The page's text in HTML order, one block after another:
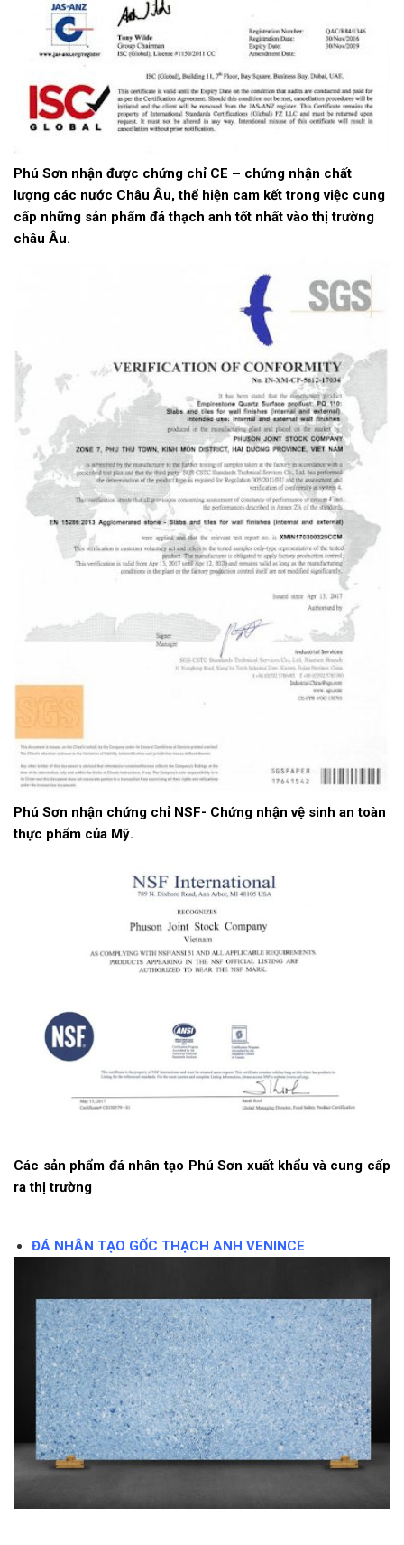
Phú Sơn nhận được chứng chỉ CE – chứng nhận chất
lượng các nước Châu Âu, thể hiện cam kết trong việc cung
cấp những sản phẩm đá thạch anh tốt nhất vào thị trường
châu Âu.
Phú Sơn nhận chứng chỉ NSF- Chứng nhận vệ sinh an toàn
thực phẩm của Mỹ.
Các sản phẩm đá nhân tạo Phú Sơn xuất khẩu và cung cấp
ra thị trường
ĐÁ NHÂN TẠO GỐC THẠCH ANH VENINCE